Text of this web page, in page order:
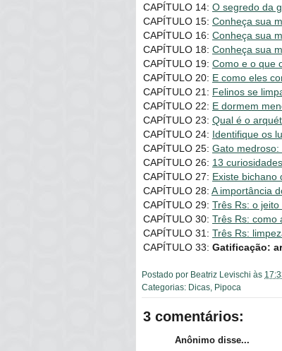
CAPÍTULO 14: O segredo da
CAPÍTULO 15: Conheça sua
CAPÍTULO 16: Conheça sua
CAPÍTULO 18: Conheça sua
CAPÍTULO 19: Como e o que
CAPÍTULO 20: E como eles
CAPÍTULO 21: Felinos se
CAPÍTULO 22: E dormem
CAPÍTULO 23: Qual é o
CAPÍTULO 24: Identifique os
CAPÍTULO 25: Gato medroso:
CAPÍTULO 26: 13
CAPÍTULO 27: Existe bichano
CAPÍTULO 28: A importância
CAPÍTULO 29: Três Rs: o
CAPÍTULO 30: Três Rs: como
CAPÍTULO 31: Três Rs:
CAPÍTULO 33: Gatificação:
Postado por Beatriz Levischi às
Categorias: Dicas Pipoca
3 comentários:
Anônimo disse...